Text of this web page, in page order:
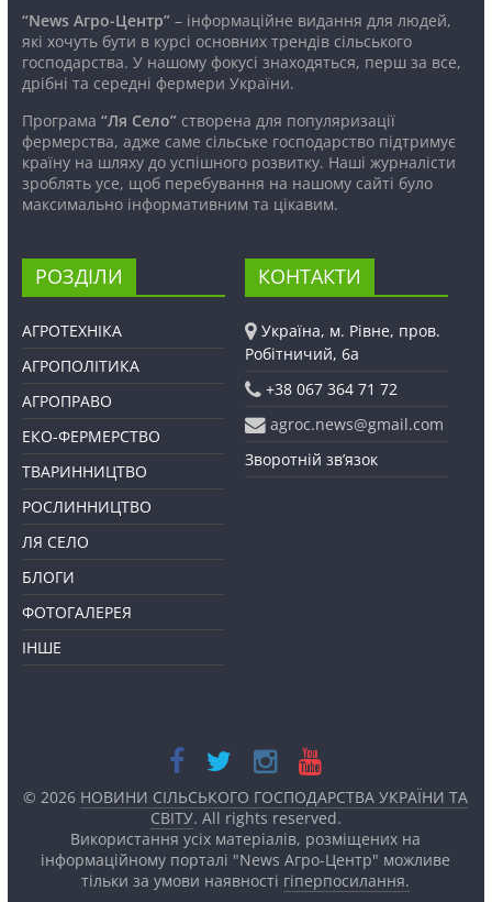
“News Агро-Центр”– інформаційне видання для людей,
які хочуть бути в курсі основних трендів сільського
господарства. У нашому фокусі знаходяться, перш за все,
дрібні та середні фермери України.
Програма “Ля Село”створена для популяризації
фермерства, адже саме сільське господарство підтримує
країну на шляху до успішного розвитку. Наші журналісти
зроблять усе, щоб перебування на нашому сайті було
максимально інформативним та цікавим.
РОЗДІЛИ
АГРОТЕХНІКА
АГРОПОЛІТИКА
АГРОПРАВО
ЕКО-ФЕРМЕРСТВО
ТВАРИННИЦТВО
РОСЛИННИЦТВО
ЛЯ СЕЛО
БЛОГИ
ФОТОГАЛЕРЕЯ
ІНШЕ
КОНТАКТИ
Україна, м. Рівне, пров.
Робітничий, 6а
+38 067 364 71 72
agroc.news@gmail.com
Зворотній зв’язок
© 2026 НОВИНИ СІЛЬСЬКОГО ГОСПОДАРСТВА УКРАЇНИ ТА
СВІТУ. All rights reserved.
Використання усіх матеріалів, розміщених на
інформаційному порталі "News Агро-Центр" можливе
тільки за умови наявності гіперпосилання.